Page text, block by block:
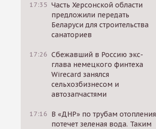
17:35 Часть Херсонской области
предложили передать
Беларуси для строительства
санаториев
17:26 Сбежавший в Россию экс-
глава немецкого финтеха
Wirecard занялся
сельхозбизнесом и
автозапчастями
17:16 В «ДНР» по трубам отопления
потечет зеленая вода. Таким